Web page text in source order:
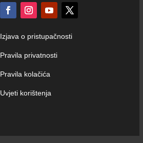
Izjava o pristupačnosti
Pravila privatnosti
Pravila kolačića
Uvjeti korištenja